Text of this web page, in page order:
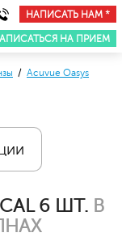
НАПИСАТЬ НАМ *
НА ПРИЕМ
/ Acuvue Oasys
6 ШТ. В